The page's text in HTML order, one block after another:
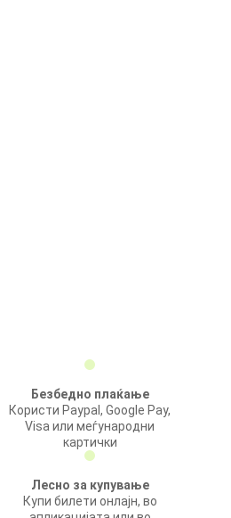
Безбедно плаќање
Користи Paypal, Google Pay,
Visa или меѓународни
картички
Лесно за купување
Купи билети онлајн, во